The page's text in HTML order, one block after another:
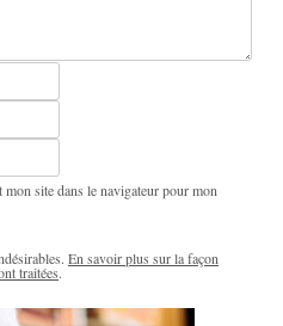
site dans le navigateur pour mon
En savoir plus sur la façon
traitées.